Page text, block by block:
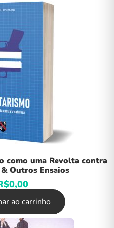
como uma Revolta contra
Outros Ensaios
0,00
ao carrinho